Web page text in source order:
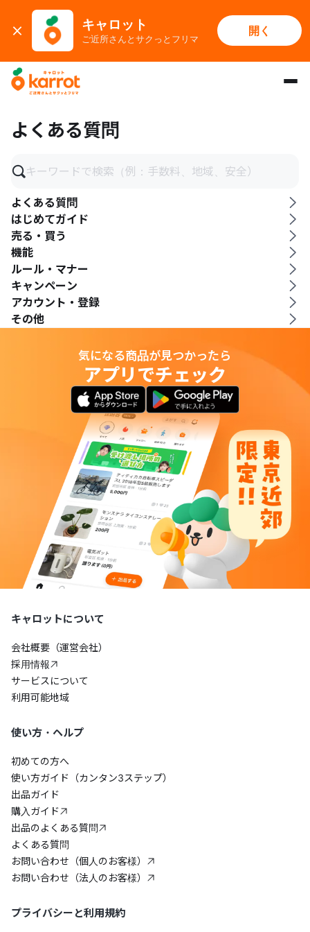
キャロット
ご近所さんとサクっとフリマ
開く
メインコンテンツにスキップ
よくある質問
よくある質問
はじめてガイド
売る・買う
機能
ルール・マナー
キャンペーン
アカウント・登録
その他
気になる商品が見つかったら
アプリでチェック
キャロットについて
会社概要（運営会社）
採用情報
サービスについて
利用可能地域
使い方・ヘルプ
初めての方へ
使い方ガイド（カンタン3ステップ）
出品ガイド
購入ガイド
出品のよくある質問
よくある質問
お問い合わせ（個人のお客様）
お問い合わせ（法人のお客様）
プライバシーと利用規約